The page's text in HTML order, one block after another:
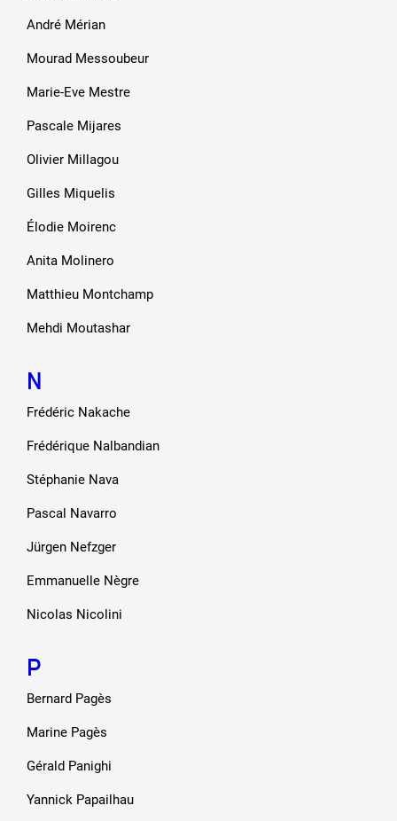
André Mérian
Mourad Messoubeur
Marie-Eve Mestre
Pascale Mijares
Olivier Millagou
Gilles Miquelis
Élodie Moirenc
Anita Molinero
Matthieu Montchamp
Mehdi Moutashar
N
Frédéric Nakache
Frédérique Nalbandian
Stéphanie Nava
Pascal Navarro
Jürgen Nefzger
Emmanuelle Nègre
Nicolas Nicolini
P
Bernard Pagès
Marine Pagès
Gérald Panighi
Yannick Papailhau